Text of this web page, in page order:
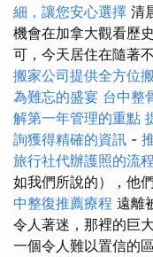
細，讓您安心選擇 清
機會在加拿大觀看歷
可，今天居住在隨著
搬家公司提供全方位
為難忘的盛宴 台中整
解第一年管理的重點
詢獲得精確的資訊 -
旅行社代辦護照的流
如我們所說的），他
中整復推薦療程 遠離
令人著迷，那裡的巨
一個令人難以置信的